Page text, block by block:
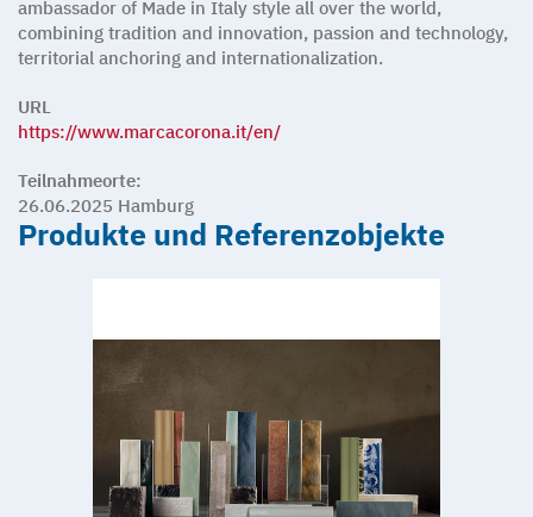
ambassador of Made in Italy style all over the world,
combining tradition and innovation, passion and technology,
territorial anchoring and internationalization.
URL
https://www.marcacorona.it/en/
Teilnahmeorte:
26.06.2025 Hamburg
Produkte und Referenzobjekte